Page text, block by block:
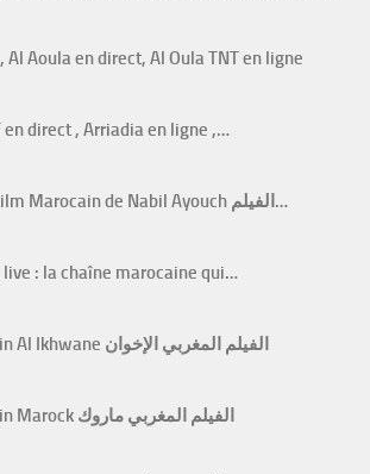
Al Aoula en direct, Al Oula TNT en ligne
en direct , Arriadia en ligne ,…
Zin Li Fik Le film Marocain de Nabil Ayouch الفيلم…
: la chaîne marocaine qui…
Film marocain Al Ikhwane الفيلم المغربي الإخوان
Film Marocain Marock الفيلم المغربي ماروك